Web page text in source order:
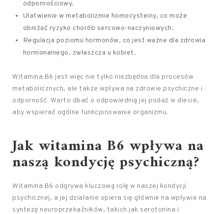
odpornościowy.
Ułatwienie w metabolizmie homocysteiny, co może
obniżać ryzyko chorób sercowo-naczyniowych.
Regulacja poziomu hormonów, co jest ważne dla zdrowia
hormonalnego, zwłaszcza u kobiet.
Witamina B6 jest więc nie tylko niezbędna dla procesów
metabolicznych, ale także wpływa na zdrowie psychiczne i
odporność. Warto dbać o odpowiednią jej podaż w diecie,
aby wspierać ogólne funkcjonowanie organizmu.
Jak witamina B6 wpływa na
naszą kondycję psychiczną?
Witamina B6 odgrywa kluczową rolę w naszej kondycji
psychicznej, a jej działanie opiera się głównie na wpływie na
syntezę neuroprzekaźników, takich jak serotonina i